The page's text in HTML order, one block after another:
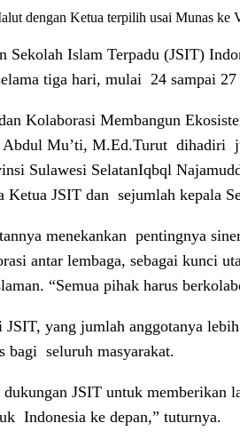
dengan Ketua terpilih usai Munas ke
Sekolah Islam Terpadu (JSIT)
tiga hari, mulai 24 sampai
Kolaborasi Membangun
Mu’ti, M.Ed.Turut dihadiri
Sulawesi SelatanIqbql
Ketua JSIT dan sejumlah kepala
menekankan pentingnya
antar lembaga, sebagai kunci
“Semua pihak harus
JSIT, yang jumlah anggotanya
bagi seluruh masyarakat.
JSIT untuk memberikan
Indonesia ke depan,” tuturnya.